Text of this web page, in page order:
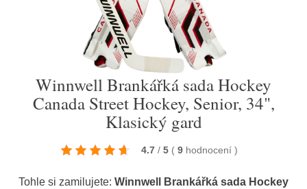
Winnwell Brankářká sada Hockey
Canada Street Hockey, Senior, 34",
Klasický gard
4.7 / 5 ( 9 hodnocení )
Tohle si zamilujete: Winnwell Brankářká sada Hockey